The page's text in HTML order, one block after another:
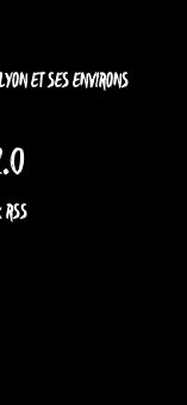
ET SES ENVIRONS